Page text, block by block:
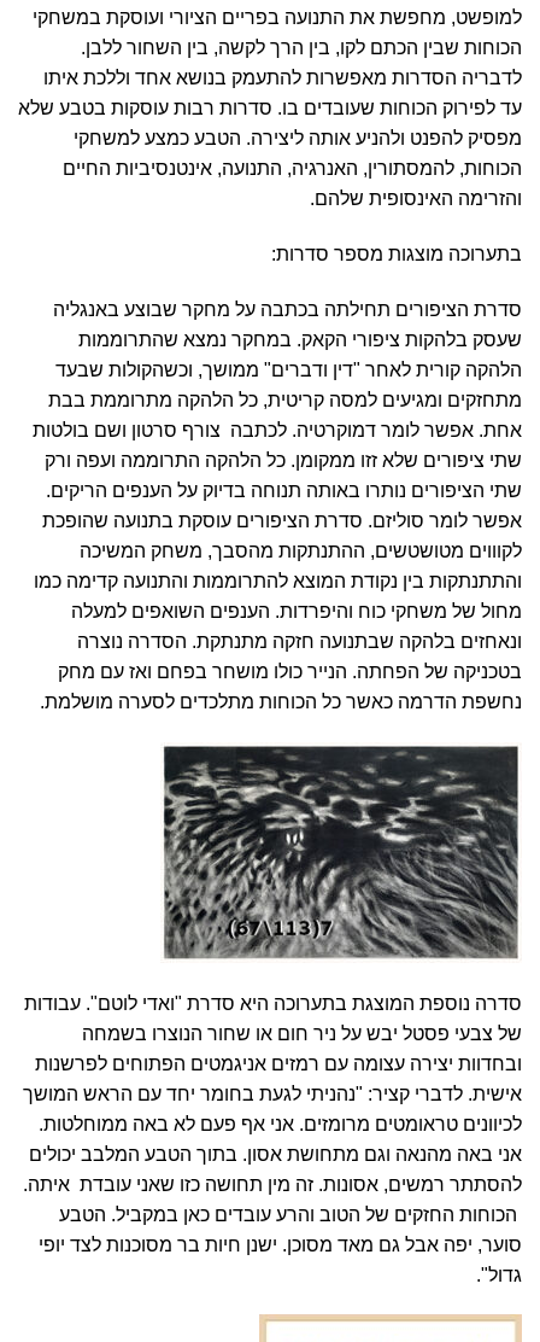
למופשט, מחפשת את התנועה בפריים הציורי ועוסקת במשחקי
הכוחות שבין הכתם לקו, בין הרך לקשה, בין השחור ללבן.
לדבריה הסדרות מאפשרות להתעמק בנושא אחד וללכת איתו
עד לפירוק הכוחות שעובדים בו. סדרות רבות עוסקות בטבע שלא
מפסיק להפנט ולהניע אותה ליצירה. הטבע כמצע למשחקי
הכוחות, להמסתורין, האנרגיה, התנועה, אינטנסיביות החיים
והזרימה האינסופית שלהם.
בתערוכה מוצגות מספר סדרות:
סדרת הציפורים תחילתה בכתבה על מחקר שבוצע באנגליה
שעסק בלהקות ציפורי הקאק. במחקר נמצא שהתרוממות
הלהקה קורית לאחר "דין ודברים" ממושך, וכשהקולות שבעד
מתחזקים ומגיעים למסה קריטית, כל הלהקה מתרוממת בבת
אחת. אפשר לומר דמוקרטיה. לכתבה צורף סרטון ושם בולטות
שתי ציפורים שלא זזו ממקומן. כל הלהקה התרוממה ועפה ורק
שתי הציפורים נותרו באותה תנוחה בדיוק על הענפים הריקים.
אפשר לומר סוליזם. סדרת הציפורים עוסקת בתנועה שהופכת
לקוווים מטושטשים, ההתנתקות מהסבך, משחק המשיכה
והתתנתקות בין נקודת המוצא להתרוממות והתנועה קדימה כמו
מחול של משחקי כוח והיפרדות. הענפים השואפים למעלה
ונאחזים בלהקה שבתנועה חזקה מתנתקת. הסדרה נוצרה
בטכניקה של הפחתה. הנייר כולו מושחר בפחם ואז עם מחק
נחשפת הדרמה כאשר כל הכוחות מתלכדים לסערה מושלמת.
סדרה נוספת המוצגת בתערוכה היא סדרת "ואדי לוטם". עבודות
של צבעי פסטל יבש על ניר חום או שחור הנוצרו בשמחה
ובחדוות יצירה עצומה עם רמזים אניגמטים הפתוחים לפרשנות
אישית. לדברי קציר: "נהניתי לגעת בחומר יחד עם הראש המושך
לכיוונים טראומטים מרומזים. אני אף פעם לא באה ממוחלטות.
אני באה מהנאה וגם מתחושת אסון. בתוך הטבע המלבב יכולים
להסתתר רמשים, אסונות. זה מין תחושה כזו שאני עובדת איתה.
הכוחות החזקים של הטוב והרע עובדים כאן במקביל. הטבע
סוער, יפה אבל גם מאד מסוכן. ישנן חיות בר מסוכנות לצד יופי
גדול".